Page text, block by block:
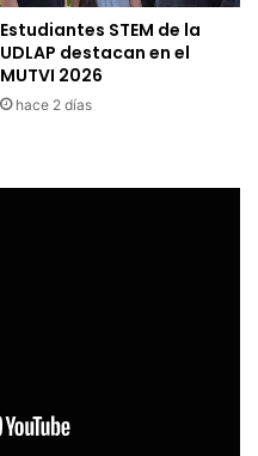
Estudiantes STEM de la
UDLAP destacan en el
MUTVI 2026
hace 2 días